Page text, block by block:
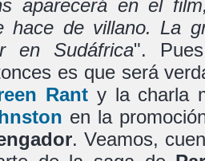
aparecerá en el
hace de villano. La
en Sudáfrica".
es que será
Ranty la charla
en la
. Veamos,